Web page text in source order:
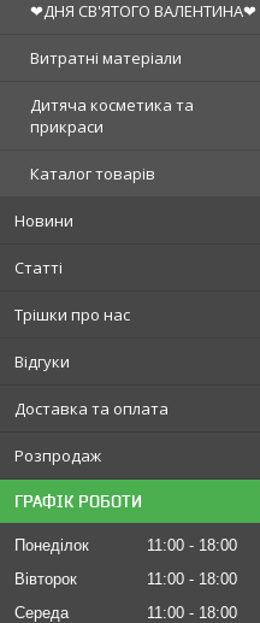
❤ДНЯ СВ'ЯТОГО ВАЛЕНТИНА❤
Витратні матеріали
Дитяча косметика та
прикраси
Каталог товарів
Новини
Статті
Трішки про нас
Відгуки
Доставка та оплата
Розпродаж
ГРАФІК РОБОТИ
Понеділок 11:00
18:00
Вівторок
11:00
18:00
Середа
11:00
18:00